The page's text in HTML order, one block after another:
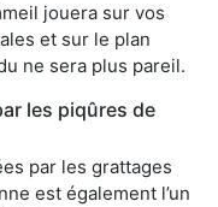
jouera sur vos
et sur le plan
ne sera plus pareil.
les piqûres de
par les grattages
est également l’un